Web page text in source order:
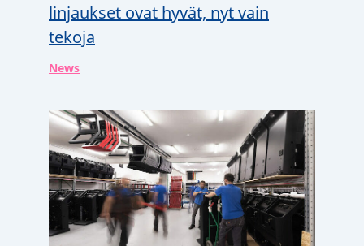
linjaukset ovat hyvät, nyt vain
tekoja
News